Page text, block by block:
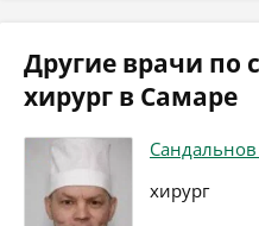
Другие врачи по
хирург в Самаре
хирург